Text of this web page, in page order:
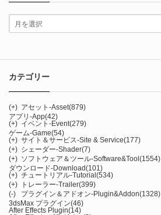
カテゴリー
(+) アセット-Asset(879)
アプリ-App(42)
(+) イベント-Event(279)
ゲーム-Game(54)
(+) サイト＆サービス-Site & Service(177)
(+) シェーダー-Shader(7)
(+) ソフトウェア＆ツール-Software&Tool (1554)
ダウンロード-Download(101)
(+) チュートリアル-Tutorial (534)
(+)
トレーラー-Trailer(399)
(-)
プラグイン＆アドオン-Plugin&Addon(1328)
3dsMax プラグイン(46)
After Effects Plugin(14)